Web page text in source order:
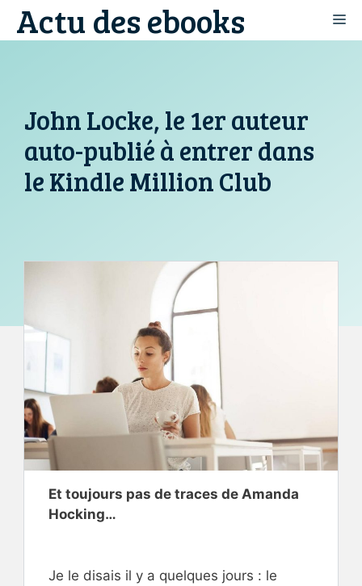
AllerActu des ebooks
John Locke, le 1er auteur
auto-publié à entrer dans
le Kindle Million Club
Et toujours pas de traces de Amanda
Hocking…
Je le disais il y a quelques jours : le